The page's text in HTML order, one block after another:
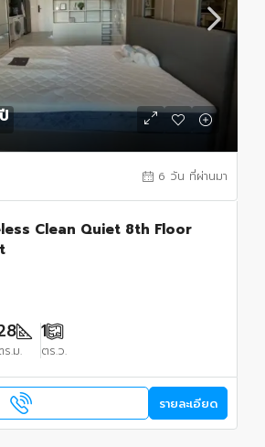
6 วัน ที่ผ่านมา
Clean Quiet 8th Floor
ร.ม.
1
ตร.ว.
รายละเอียด